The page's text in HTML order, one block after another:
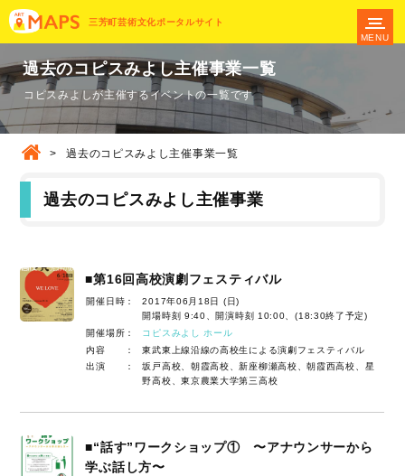
三芳町芸術文化ポータルサイト
MENU
過去のコピスみよし主催事業一覧
コピスみよしが主催するイベントの一覧です
> 過去のコピスみよし主催事業一覧
過去のコピスみよし主催事業
■第16回高校演劇フェスティバル
開催日時：
2017年06月18日 (日)
開場時刻 9:40、開演時刻 10:00、(18:30終了予定)
開催場所：
コピスみよし ホール
内容 ：
東武東上線沿線の高校生による演劇フェスティバル
出演 ：
坂戸高校、朝霞高校、新座柳瀬高校、朝霞西高校、星
野高校、東京農業大学第三高校
■“話す”ワークショップ① 〜アナウンサーから
学ぶ話し方〜